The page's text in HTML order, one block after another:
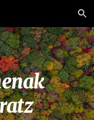
Skip to navigation